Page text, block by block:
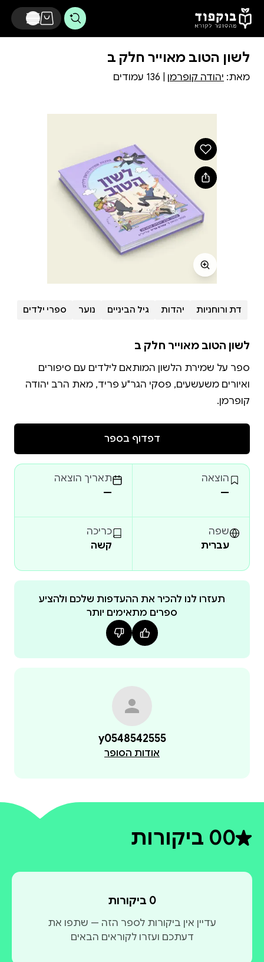
דלג לתוכן הראשי
לשון הטוב מאוייר חלק ב
מאת: יהודה קופרמן
דת ורוחניות יהדות גיל הביניים נוער ספרי ילדים
לשון הטוב מאוייר חלק ב
ספר על שמירת הלשון המותאם לילדים עם סיפורים
ואיורים משעשעים, פסקי הגר"ע פריד, מאת הרב יהודה
קופרמן.
דפדוף בספר
הוצאה
—
תאריך הוצאה
—
שפה
עברית
כריכה
קשה
תעזרו לנו להכיר את ההעדפות שלכם ולהציע
ספרים מתאימים יותר
y0548542555
אודות הסופר
0דירוג ממוצע 0 מתוך 5
0 ביקורות
0 ביקורות
עדיין אין ביקורות לספר הזה — שתפו את
דעתכם ועזרו לקוראים הבאים